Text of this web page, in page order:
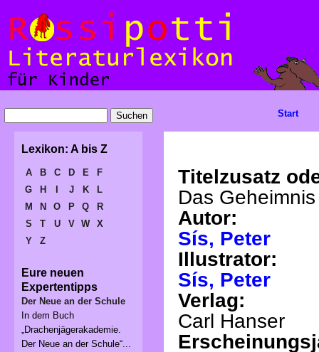
Titelzusatz
Das
Autor:
Sís, Peter
Illustrator:
Sís, Peter
Verlag:
Carl Hanser
Start
Lexikon: A bis Z
A B C D E
F
G
H J K
L
M
N O P Q
R
S
T U V W
X
Y
Z
Eure neuen
Expertentipps
Der Neue an der Schule
In dem Buch
„Drachenjägerakademie.
Der Neue an der Schule“...